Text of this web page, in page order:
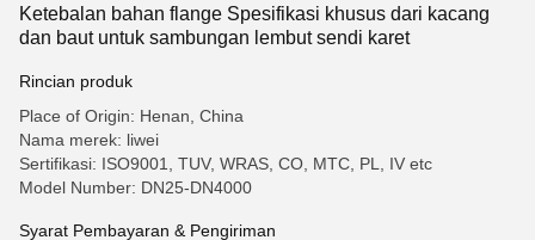
Ketebalan bahan flange Spesifikasi khusus dari kacang
dan baut untuk sambungan lembut sendi karet
Rincian produk
Place of Origin: Henan, China
Nama merek: liwei
Sertifikasi: ISO9001, TUV, WRAS, CO, MTC, PL, IV etc
Model Number: DN25-DN4000
Syarat Pembayaran & Pengiriman